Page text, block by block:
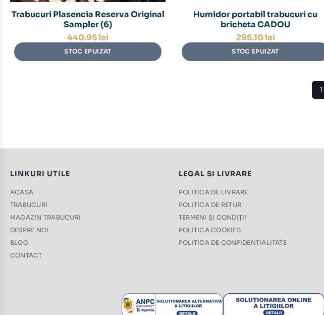
Trabucuri Plasencia Reserva Original
Sampler (6)
440.95lei
STOC EPUIZAT
Humidor portabil trabucuri cu
bricheta CADOU
295.10lei
STOC EPUIZAT
1
LINKURI UTILE
ACASA
TRABUCURI
MAGAZIN TRABUCURI
DESPRE NOI
BLOG
CONTACT
LEGAL SI LIVRARE
POLITICA DE LIVRARE
POLITICA DE RETUR
TERMENI ŞI CONDIŢII
POLITICA COOKIES
POLITICA DE CONFIDENTIALITATE